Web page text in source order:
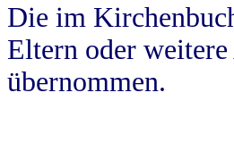
Die im
Eltern oder
übernommen.